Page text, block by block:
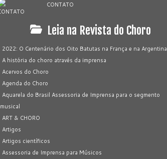
CONTATO
Leia na Revista do Choro
2022: O Centenário dos Oito Batutas na França e na Argentina
A história do choro através da imprensa
Acervos do Choro
Agenda do Choro
Aquarela do Brasil Assessoria de Imprensa para o segmento
musical
ART & CHORO
Artigos
Artigos científicos
Assessoria de Imprensa para Músicos